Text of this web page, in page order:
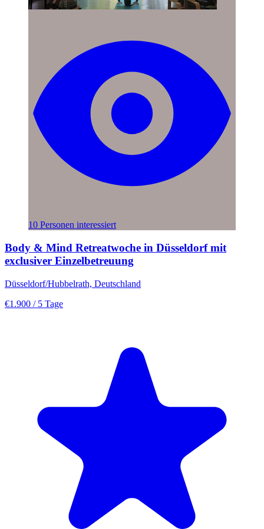
10 Personen interessiert
Body & Mind Retreatwoche in Düsseldorf mit
exclusiver Einzelbetreuung
Düsseldorf/Hubbelrath, Deutschland
€1.900 / 5 Tage